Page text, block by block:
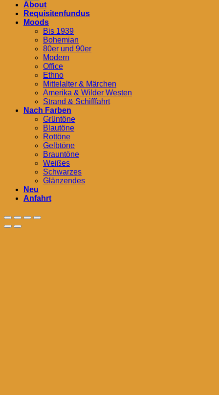
About
Requisitenfundus
Moods
Bis 1939
Bohemian
80er und 90er
Modern
Office
Ethno
Mittelalter & Märchen
Amerika & Wilder Westen
Strand & Schifffahrt
Nach Farben
Grüntöne
Blautöne
Rottöne
Gelbtöne
Brauntöne
Weißes
Schwarzes
Glänzendes
Neu
Anfahrt